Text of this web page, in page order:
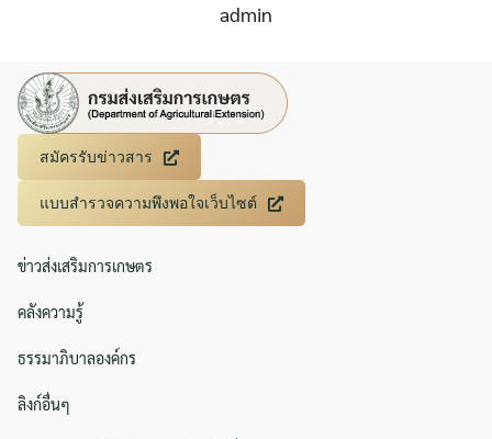
admin
สมัครรับข่าวสาร
แบบสำรวจความพึงพอใจเว็บไซต์
ข่าวส่งเสริมการเกษตร
คลังความรู้
ธรรมาภิบาลองค์กร
ลิงก์อื่นๆ